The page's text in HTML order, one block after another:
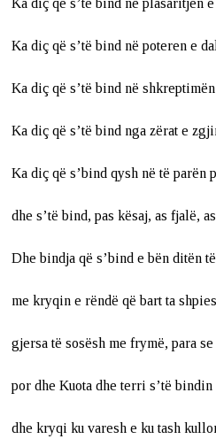
Ka diç që s’të bind në poteren e
Ka diç që s’të bind në
Ka diç që s’të bind nga zërat e
Ka diç që s’bind qysh në të parën
dhe s’të bind, pas kësaj, as fjalë,
Dhe bindja që s’bind e bën ditën
me kryqin e rëndë që bart ta
gjersa të sosësh me frymë, para
por dhe Kuota dhe terri s’të
dhe kryqi ku varesh e ku tash